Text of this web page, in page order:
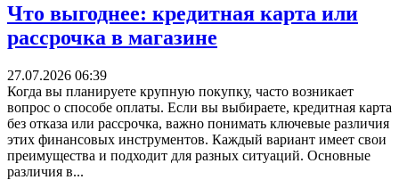
Что выгоднее: кредитная карта или
рассрочка в магазине
27.07.2026 06:39
Когда вы планируете крупную покупку, часто возникает
вопрос о способе оплаты. Если вы выбираете, кредитная карта
без отказа или рассрочка, важно понимать ключевые различия
этих финансовых инструментов. Каждый вариант имеет свои
преимущества и подходит для разных ситуаций. Основные
различия в...